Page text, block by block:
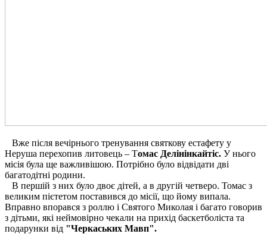
Вже після вечірнього тренування святкову естафету у
Неруша перехопив литовець – Томас Делінінкайтіс. У нього
місія була ще важливішою. Потрібно було відвідати дві
багатодітні родини.
В першій з них було двоє дітей, а в другій четверо. Томас з
великим пієтетом поставився до місії, що йому випала.
Вправно впорався з роллю і Святого Миколая і багато говорив
з дітьми, які неймовірно чекали на прихід баскетболіста та
подарунки від "Черкаських Мавп".